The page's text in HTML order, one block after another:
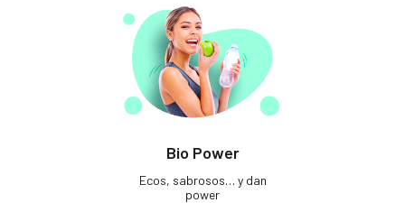
Bio Power
Ecos, sabrosos… y dan
power